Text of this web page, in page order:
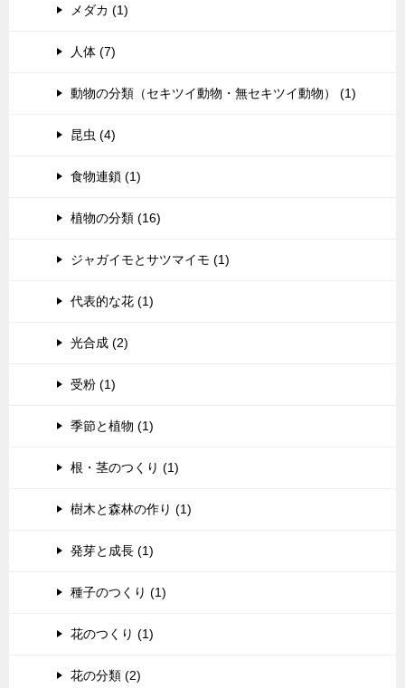
メダカ (1)
人体 (7)
動物の分類（セキツイ動物・無セキツイ動物） (1)
昆虫 (4)
食物連鎖 (1)
植物の分類 (16)
ジャガイモとサツマイモ (1)
代表的な花 (1)
光合成 (2)
受粉 (1)
季節と植物 (1)
根・茎のつくり (1)
樹木と森林の作り (1)
発芽と成長 (1)
種子のつくり (1)
花のつくり (1)
花の分類 (2)